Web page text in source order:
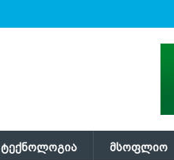
ᲢᲔᲥᲜᲝᲚᲝᲒᲘᲐ ᲛᲡᲝᲤᲚᲘᲝ